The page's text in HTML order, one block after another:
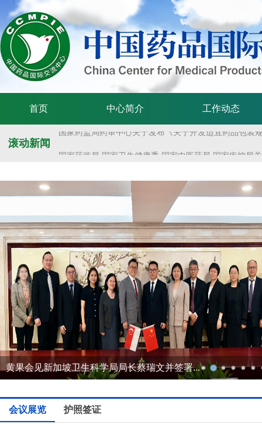
首页 中心简介 工作动态
滚动新闻
关于举办第十六届中国医疗器械监督管理国际会议的通
国家药监局开展疫苗监管及药品GMP合规性监管质量管
国家药监局举办疫苗监管质量管理体系建设工作交流会
国家药监局药审中心关于发布《预防用mRNA疫苗临床
国家药监局药审中心关于发布《关于开发适宜药品包装
国家药监局 国家卫生健康委 国家中医药局 国家疾控局
关于举办第十六届中国医疗器械监督管理国际会议的通
国家药监局开展疫苗监管及药品GMP合规性监管质量管
黄果会见新加坡卫生科学局局长蔡瑞文并签署...
会议展览 护照签证